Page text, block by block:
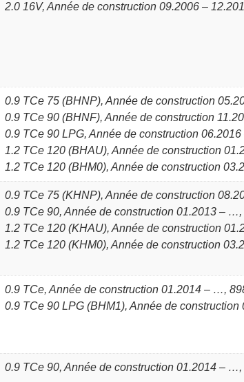
2.0 16V, Année de construction 09.2006 –
0.9 TCe 75 (BHNP), Année de construction
0.9 TCe 90 (BHNF), Année de construction
0.9 TCe 90 LPG, Année de construction
1.2 TCe 120 (BHAU), Année de construction
1.2 TCe 120 (BHM0), Année de construction
0.9 TCe 75 (KHNP), Année de construction
0.9 TCe 90, Année de construction 01.2013 –
1.2 TCe 120 (KHAU), Année de construction
1.2 TCe 120 (KHM0), Année de construction
0.9 TCe, Année de construction 01.2014 – …,
0.9 TCe 90 LPG (BHM1), Année de
0.9 TCe 90, Année de construction 01.2014 –